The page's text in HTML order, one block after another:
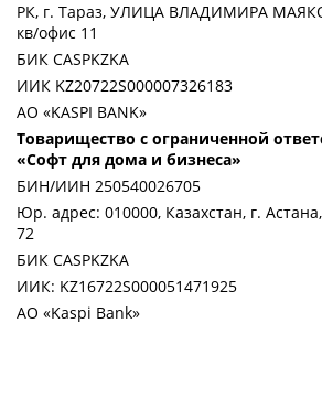
РК, г. Тараз, УЛИЦА ВЛАДИМИРА
кв/офис 11
БИК CASPKZKA
ИИК KZ20722S000007326183
АО «KASPI BANK»
Товарищество с ограниченной
«Софт для дома и бизнеса»
БИН/ИИН 250540026705
Юр. адрес: 010000, Казахстан, г.
72
БИК CASPKZKA
ИИК: KZ16722S000051471925
АО «Kaspi Bank»